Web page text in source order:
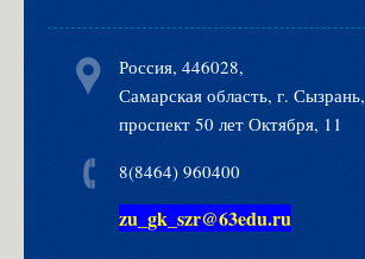
Россия, 446028,
Самарская область, г. Сызрань,
проспект 50 лет Октября, 11
8(8464) 960400
zu_gk_szr@63edu.ru